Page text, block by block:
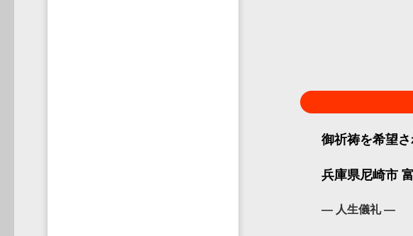
御祈祷を希望
兵庫県尼崎市
― 人生儀礼 ―